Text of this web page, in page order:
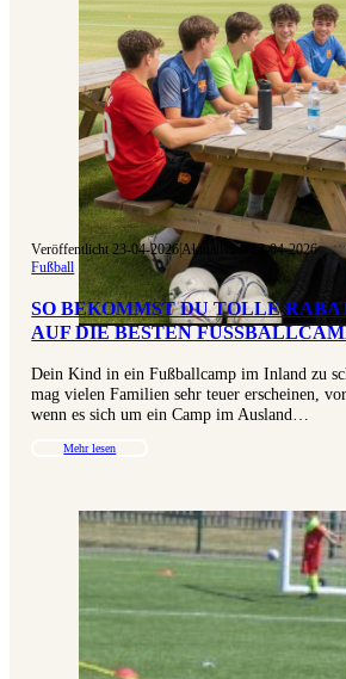
Veröffentlicht 23-04-2026|Aktualisiert 23-04-2026
Fußball
SO BEKOMMST DU TOLLE
AUF DIE BESTEN
Dein Kind in ein Fußballcamp im Inland zu
mag vielen Familien sehr teuer erscheinen,
wenn es sich um ein Camp im Ausland…
Mehr lesen